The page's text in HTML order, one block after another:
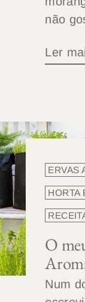
não
Ler
ERVAS
HORTA
O
Num